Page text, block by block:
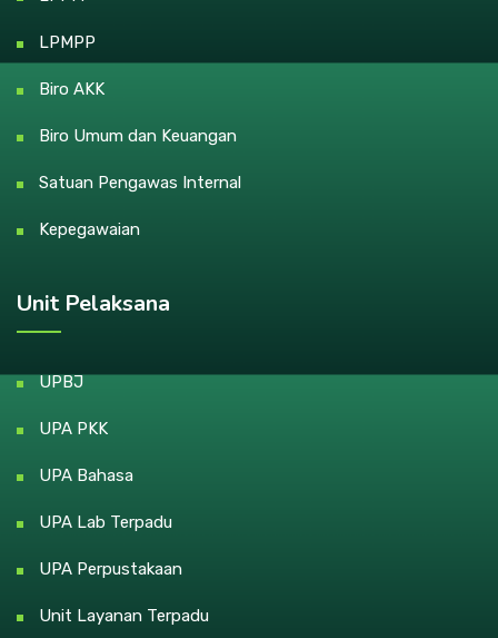
LPMPP
Biro AKK
Biro Umum dan Keuangan
Satuan Pengawas Internal
Kepegawaian
Unit Pelaksana
UPBJ
UPA PKK
UPA Bahasa
UPA Lab Terpadu
UPA Perpustakaan
Unit Layanan Terpadu